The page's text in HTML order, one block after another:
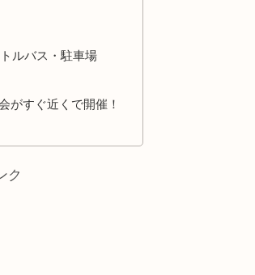
ルバス・駐車場
がすぐ近くで開催！
ク